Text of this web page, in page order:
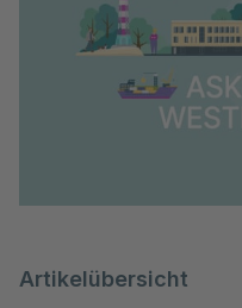
Artikelübersicht